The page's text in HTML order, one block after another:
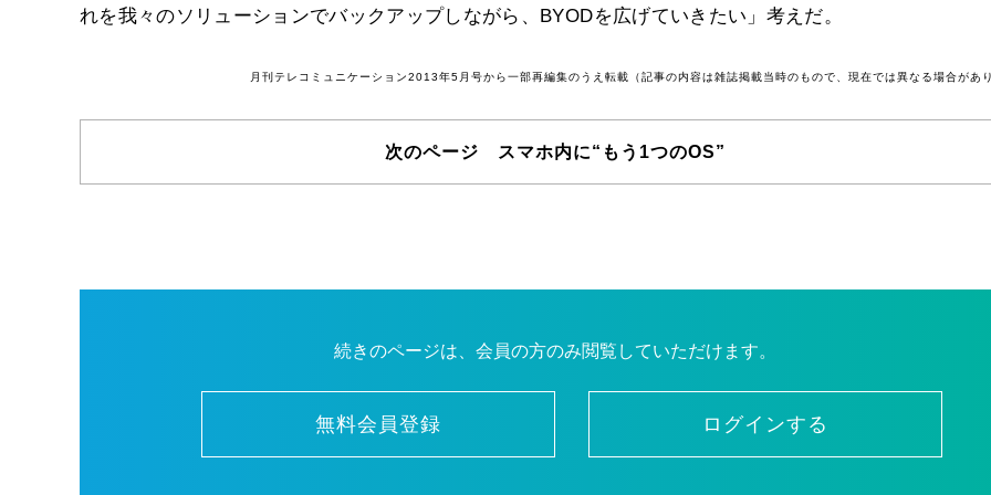
れを我々のソリューションでバックアップしながら、BYODを広げていきたい」考えだ。
月刊テレコミュニケーション2013年5月号から一部再編集のうえ転載（記事の内容は雑誌掲載当時のもので、現在では異なる場合があ
次のページ スマホ内に“もう1つのOS”
続きのページは、会員の方のみ閲覧していただけます。
無料会員登録 ログインする